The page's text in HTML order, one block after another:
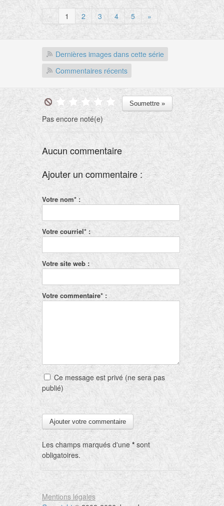
« 1 2 3 4 5 »
Dernières images dans cette série
Commentaires récents
Pas encore noté(e)
Aucun commentaire
Ajouter un commentaire :
Votre nom* :
Votre courriel* :
Votre site web :
Votre commentaire* :
Ce message est privé (ne sera pas
publié)
Les champs marqués d'une * sont
obligatoires.
Mentions légales